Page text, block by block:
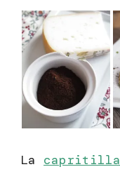
La capritilla